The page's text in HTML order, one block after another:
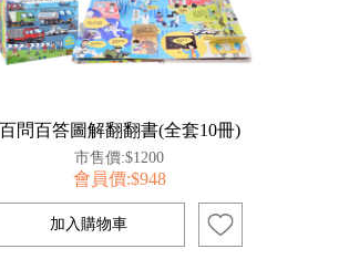
百問百答圖解翻翻書(全套10冊)
市售價:$1200
會員價:$948